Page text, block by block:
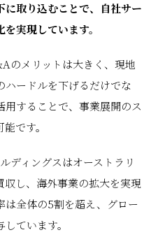
に取り込むことで、自社サー
実現しています。
のメリットは大きく、現地
ードルを下げるだけでな
用することで、事業展開のス
です。
ディングスはオーストラリ
し、海外事業の拡大を実現
は全体の5割を超え、グロー
ています。